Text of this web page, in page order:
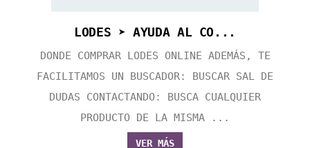
LODES ➤ AYUDA AL CO...
DONDE COMPRAR LODES ONLINE ADEMÁS, TE
FACILITAMOS UN BUSCADOR: BUSCAR SAL DE
DUDAS CONTACTANDO: BUSCA CUALQUIER
PRODUCTO DE LA MISMA ...
VER MÁS